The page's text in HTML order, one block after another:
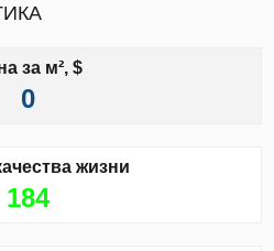
за м², $
0
жизни
184